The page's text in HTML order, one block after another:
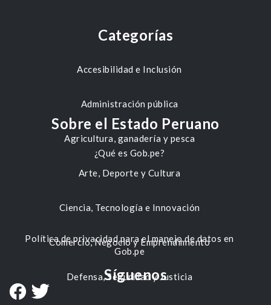
Categorías
Accesibilidad e Inclusión
Administración pública
Agricultura, ganadería y pesca
Arte, Deporte y Cultura
Ciencia, Tecnología e Innovación
Comercio, Negocio y Emprendimiento
Defensa, Seguridad y Justicia
Sobre el Estado Peruano
¿Qué es Gob.pe?
Política de privacidad para el manejo de datos en
Gob.pe
Síguenos